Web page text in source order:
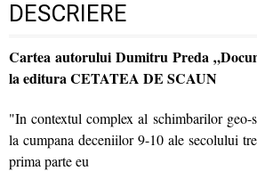
DESCRIERE
Cartea autorului Dumitru Preda
la editura CETATEA DE SCAUN
"In contextul complex al schimbarilor geo-
la cumpana deceniilor 9-10 ale secolului
prima parte eu